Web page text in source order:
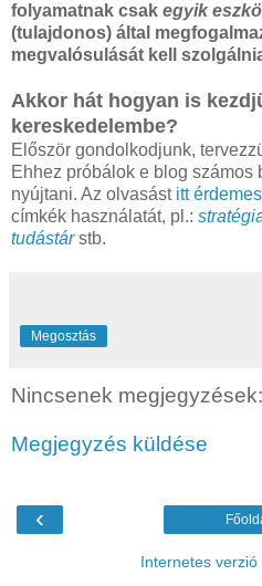
folyamatnak csak egyik
(tulajdonos) által
megvalósulását kell
Akkor hát hogyan is
kereskedelembe?
Először gondolkodjunk,
Ehhez próbálok e blog
nyújtani. Az olvasást itt
címkék használatát, pl.:
tudástárstb.
Megosztás
Nincsenek megjegyzések:
Megjegyzés küldése
‹
Internetes